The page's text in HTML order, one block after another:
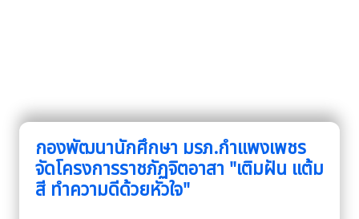
กองพัฒนานักศึกษา มรภ.กำแพงเพชร
จัดโครงการราชภัฏจิตอาสา "เติมฝัน แต้ม
สี ทำความดีด้วยหัวใจ"